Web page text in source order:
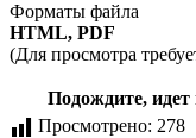
Форматы файла
HTML, PDF
(Для просмотра
Подождите, идет
Просмотрено: 278